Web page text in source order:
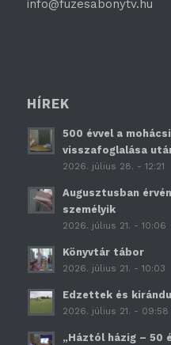
info@fuzesabonytv.hu
HÍREK
500 évvel a
visszafoglalása
2026. július 28. - 12:21
Augusztusban
személyik
2026. július 21. - 10:06
Könyvtár tábor
2026. július 21. - 10:03
Edzettek és
2026. július 21. - 09:58
„Háztól házig – 50